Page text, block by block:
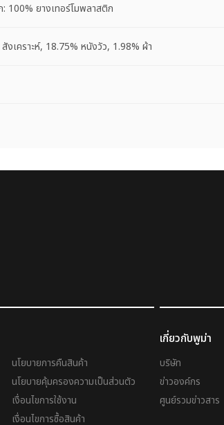
100% ยางเทอร์โมพลาสติก
งเคราะห์, 18.75% หนังวัว, 1.98% ผ้า
นโยบายการคืนสินค้า
นโยบายคุ้มครองความเป็นส่วนตัว
เงื่อนไขการใช้งาน
เงื่อนไขการซื้อสินค้า
เกี่ยวกับพูม่า
บริษัท
ข่าวองค์กร
ศูนย์รวมข่าวสาร